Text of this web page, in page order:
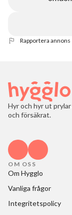
Rapportera annons
Hyr och hyr ut
och försäkrat.
OM OSS
Om Hygglo
Vanliga frågor
Integritetspolicy